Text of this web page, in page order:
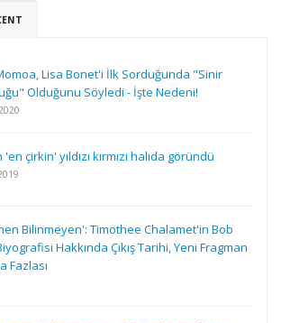
Lisa Bonet'i İlk Sorduğunda "Sinir
Olduğunu Söyledi - İşte Nedeni!
'en çirkin' yıldızı kırmızı halıda göründü
Bilinmeyen': Timothee Chalamet'in Bob
Hakkında Çıkış Tarihi, Yeni Fragman
Fazlası